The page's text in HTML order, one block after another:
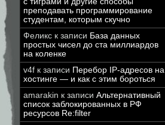
преподавать программирование
студентам, которым скучно
Феликс к записи База данных
простых чисел до ста миллиардов
на коленке
v4f к записи Перебор IP-адресов на
хостинге — и как с этим бороться
amarakin к записи Альтернативный
список заблокированных в РФ
ресурсов Re:filter